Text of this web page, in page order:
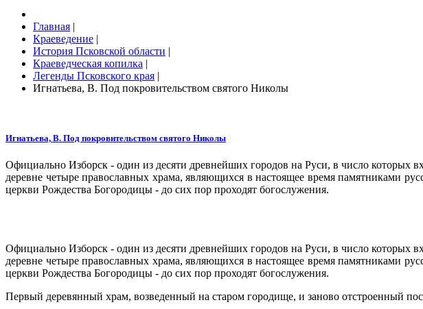
Главная |
Краеведение |
История Псковской области |
Краеведческая копилка |
Легенды Псковского края |
Игнатьева, В. Под покровительством святого Николы
Игнатьева, В. Под покровительством святого Николы
Официально Изборск - один из десяти древнейших городов на Руси, в число которых
деревне четыре православных храма, являющихся в настоящее время памятниками
церкви Рождества Богородицы - до сих пор проходят богослужения.
Официально Изборск - один из десяти древнейших городов на Руси, в число которых
деревне четыре православных храма, являющихся в настоящее время памятниками
церкви Рождества Богородицы - до сих пор проходят богослужения.
Первый деревянный храм, возведенный на старом городище, и заново отстроенный